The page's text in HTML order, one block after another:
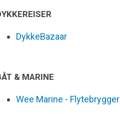
DykkeBazaar
& MARINE
Wee Marine - Flytebrygger